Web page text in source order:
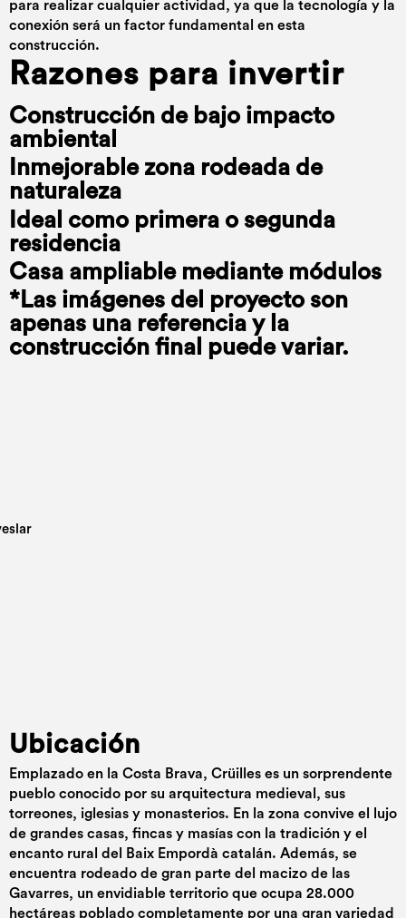
para realizar cualquier actividad, ya que la tecnología y la
conexión será un factor fundamental en esta
construcción.
Razones para invertir
Construcción de bajo impacto
ambiental
Inmejorable zona rodeada de
naturaleza
Ideal como primera o segunda
residencia
Casa ampliable mediante módulos
*Las imágenes del proyecto son
apenas una referencia y la
construcción final puede variar.
Ubicación
Emplazado en la Costa Brava, Crüilles es un sorprendente
pueblo conocido por su arquitectura medieval, sus
torreones, iglesias y monasterios. En la zona convive el lujo
de grandes casas, fincas y masías con la tradición y el
encanto rural del Baix Empordà catalán. Además, se
encuentra rodeado de gran parte del macizo de las
Gavarres, un envidiable territorio que ocupa 28.000
hectáreas poblado completamente por una gran variedad